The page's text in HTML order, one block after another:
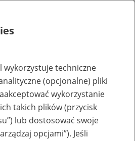
lub
zakładów pracy
wykorzystuje techniczne
(opcjonalne) pliki
wykorzystanie
takich plików (przycisk
lub dostosować swoje
opcjami”). Jeśli